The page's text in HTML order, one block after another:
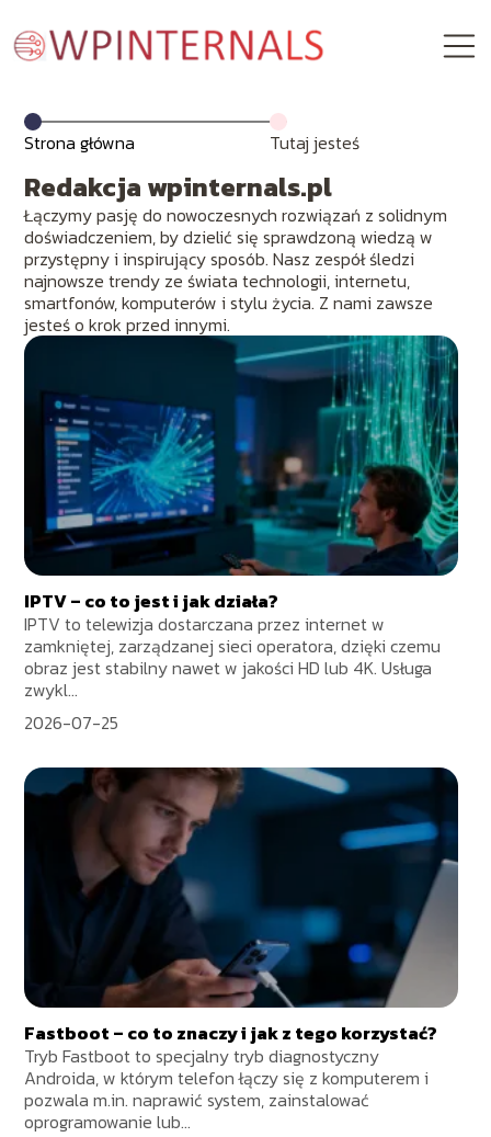
Strona główna Tutaj jesteś
Redakcja wpinternals.pl
Łączymy pasję do nowoczesnych rozwiązań z solidnym
doświadczeniem, by dzielić się sprawdzoną wiedzą w
przystępny i inspirujący sposób. Nasz zespół śledzi
najnowsze trendy ze świata technologii, internetu,
smartfonów, komputerów i stylu życia. Z nami zawsze
jesteś o krok przed innymi.
IPTV – co to jest i jak działa?
IPTV to telewizja dostarczana przez internet w
zamkniętej, zarządzanej sieci operatora, dzięki czemu
obraz jest stabilny nawet w jakości HD lub 4K. Usługa
zwykl...
2026-07-25
Fastboot – co to znaczy i jak z tego korzystać?
Tryb Fastboot to specjalny tryb diagnostyczny
Androida, w którym telefon łączy się z komputerem i
pozwala m.in. naprawić system, zainstalować
oprogramowanie lub...